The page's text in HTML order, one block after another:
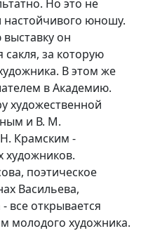
Но это не
настойчивого юношу.
он
сакля, за которую
В этом же
в Академию.
художественной
и В. М.
Крамским -
художников.
поэтическое
Васильева,
открывается
молодого художника.